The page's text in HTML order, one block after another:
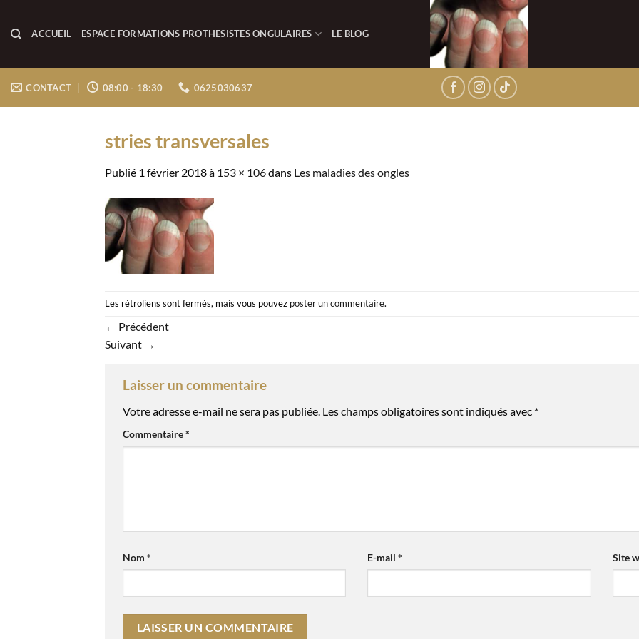
contenu
ACCUEIL ESPACE FORMATIONS PROTHESISTES ONGULAIRES LE BLOG
CONTACT 08:00 - 18:30 0625030637
stries transversales
Publié 1 février 2018à 153 × 106dans Les maladies des ongles
Les rétroliens sont fermés, mais vous pouvez poster un commentaire.
← Précédent
Suivant →
Laisser un commentaire
Votre adresse e-mail ne sera pas publiée. Les champs obligatoires sont indiqués avec *
Commentaire*
Nom * E-mail* Site